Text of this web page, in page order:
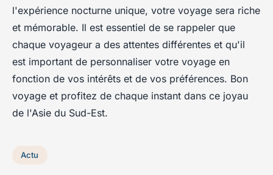
l'expérience nocturne unique, votre voyage sera riche
et mémorable. Il est essentiel de se rappeler que
chaque voyageur a des attentes différentes et qu'il
est important de personnaliser votre voyage en
fonction de vos intérêts et de vos préférences. Bon
voyage et profitez de chaque instant dans ce joyau
de l'Asie du Sud-Est.
Actu